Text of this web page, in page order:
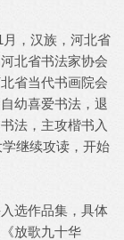
，汉族，河北省
北省书法家协会
省当代书画院会
幼喜爱书法，退
法，主攻楷书入
继续攻读，开始
选作品集，具体
放歌九十华